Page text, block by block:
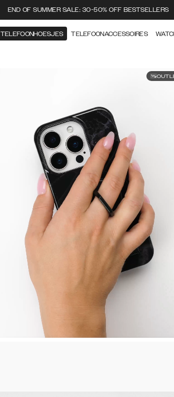
END OF SUMMER SALE: 30-50% OFF BESTSELLERS
TELEFOONHOESJES TELEFOONACCESSOIRES